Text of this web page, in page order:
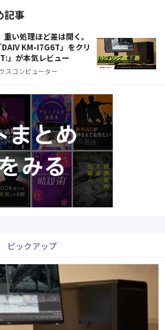
記事
い処理ほど差は開く。
KM-I7G6T」をクリ
」が本気レビュー
スコンピューター
ピックアップ